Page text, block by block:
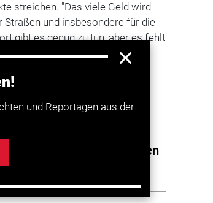
und Reportagen aus der
streichen. "Das viele Geld wird
Straßen und insbesondere für die
gibt es genug zu tun, aber es fehlt
Länder warnen